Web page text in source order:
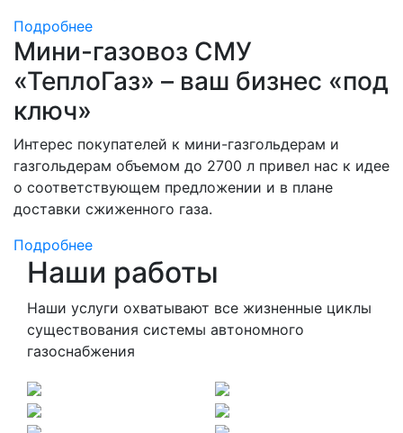
Подробнее
Мини-газовоз СМУ
«ТеплоГаз» – ваш бизнес «под
ключ»
Интерес покупателей к мини-газгольдерам и
газгольдерам объемом до 2700 л привел нас к идее
о соответствующем предложении и в плане
доставки сжиженного газа.
Подробнее
Наши работы
Наши услуги охватывают все жизненные циклы
существования системы автономного
газоснабжения